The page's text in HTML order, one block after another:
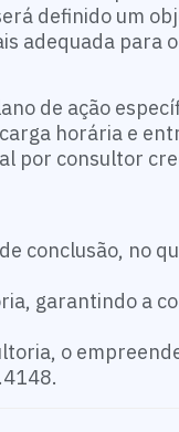
definido um
adequada para
de ação
horária e
por consultor
conclusão, no
garantindo a
o